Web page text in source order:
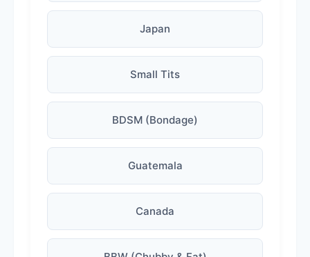
Japan
Small Tits
BDSM (Bondage)
Guatemala
Canada